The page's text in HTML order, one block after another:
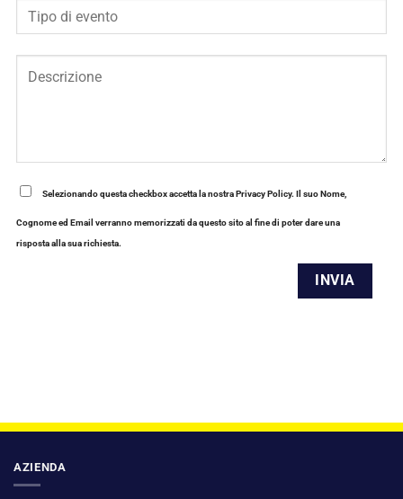
Selezionando questa checkbox accetta la nostra Privacy Policy. Il suo Nome,
Cognome ed Email verranno memorizzati da questo sito al fine di poter dare una
risposta alla sua richiesta.
AZIENDA